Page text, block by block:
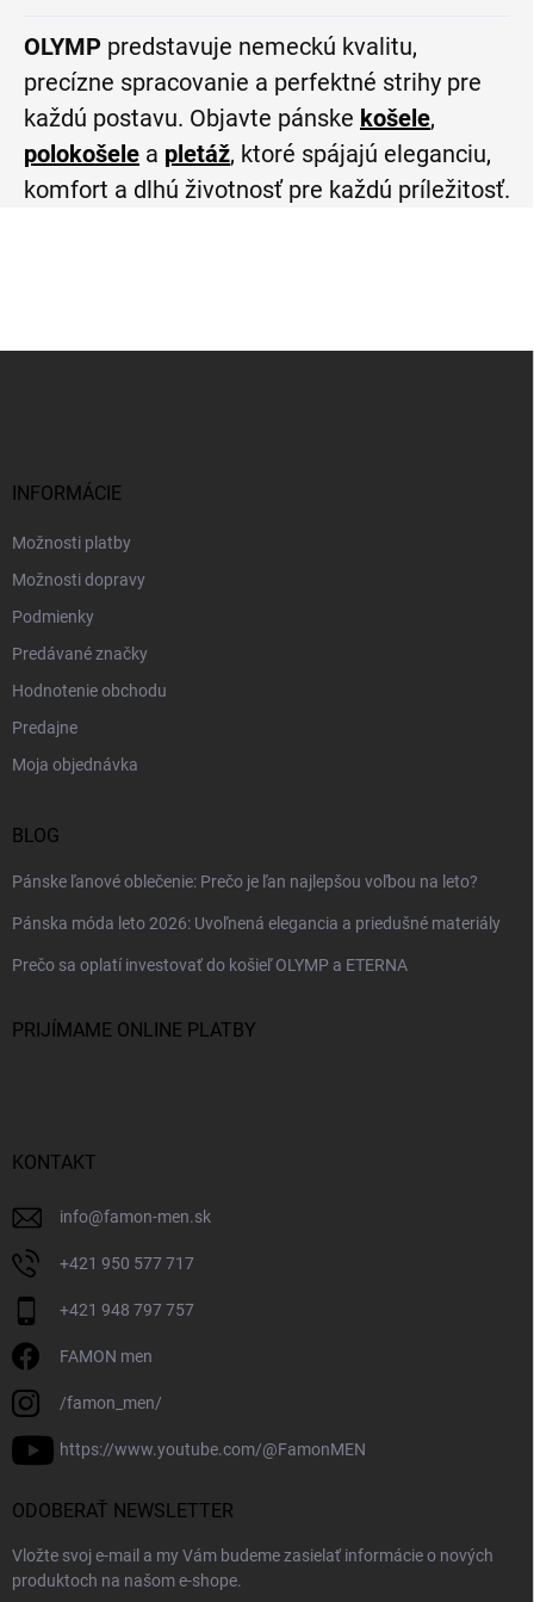
OLYMP predstavuje nemeckú kvalitu,
precízne spracovanie a perfektné strihy pre
každú postavu. Objavte pánske košele,
polokošele a pletáž, ktoré spájajú eleganciu,
komfort a dlhú životnosť pre každú príležitosť.
INFORMÁCIE
Možnosti platby
Možnosti dopravy
Podmienky
Predávané značky
Hodnotenie obchodu
Predajne
Moja objednávka
BLOG
Pánske ľanové oblečenie: Prečo je ľan najlepšou voľbou na leto?
Pánska móda leto 2026: Uvoľnená elegancia a priedušné materiály
Prečo sa oplatí investovať do košieľ OLYMP a ETERNA
PRIJÍMAME ONLINE PLATBY
KONTAKT
info@famon-men.sk
+421 950 577 717
+421 948 797 757
FAMON men
/famon_men/
https://www.youtube.com/@FamonMEN
ODOBERAŤ NEWSLETTER
Vložte svoj e-mail a my Vám budeme zasielať informácie o nových
produktoch na našom e-shope.